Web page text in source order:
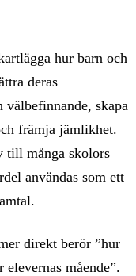
hur barn och
deras
välbefinnande, skapa
främja jämlikhet.
till många skolors
användas som ett
direkt berör ”hur
mående”.